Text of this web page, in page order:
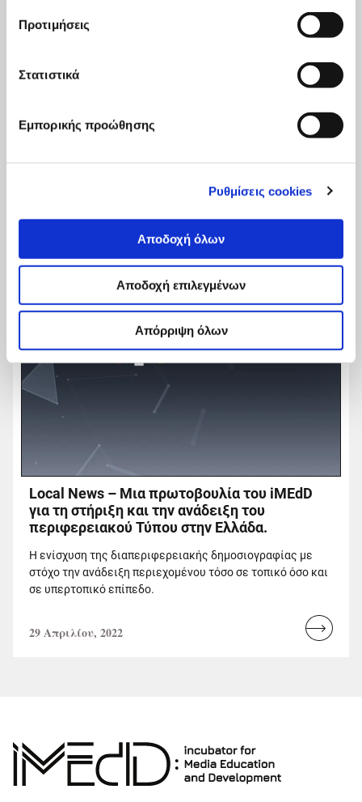
Προτιμήσεις
Στατιστικά
Εμπορικής προώθησης
Ρυθμίσεις cookies
Αποδοχή όλων
Αποδοχή επιλεγμένων
Απόρριψη όλων
εκτός Αθηνών συζήτηση από το iMEdD με τίτλο «Η
επόμενη μέρα του περιφερειακού Τύπου», στο πλαίσιο της
more...
Local News – Μια πρωτοβουλία του iMEdD
για τη στήριξη και την ανάδειξη του
περιφερειακού Τύπου στην Ελλάδα.
H ενίσχυση της διαπεριφερειακής δημοσιογραφίας με
στόχο την ανάδειξη περιεχομένου τόσο σε τοπικό όσο και
σε υπερτοπικό επίπεδο.
29 Απριλίου, 2022
Read